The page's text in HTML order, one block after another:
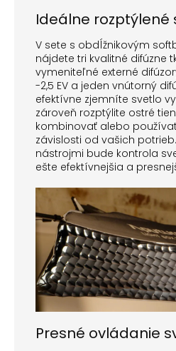
Ideálne rozptýlené
V sete s obdĺžnikovým
nájdete tri kvalitné difúzne
vymeniteľné externé
-2,5 EV a jeden vnútorný
efektívne zjemníte svetlo
zároveň rozptýlite ostré
kombinovať alebo
závislosti od vašich
nástrojmi bude kontrola
ešte efektívnejšia a
Presné ovládanie